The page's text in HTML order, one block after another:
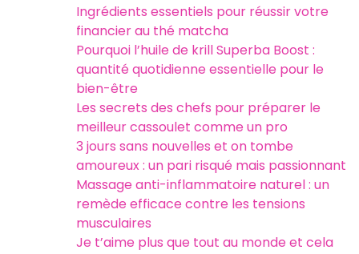
Ingrédients essentiels pour réussir votre
financier au thé matcha
Pourquoi l’huile de krill Superba Boost :
quantité quotidienne essentielle pour le
bien-être
Les secrets des chefs pour préparer le
meilleur cassoulet comme un pro
3 jours sans nouvelles et on tombe
amoureux : un pari risqué mais passionnant
Massage anti-inflammatoire naturel : un
remède efficace contre les tensions
musculaires
Je t’aime plus que tout au monde et cela